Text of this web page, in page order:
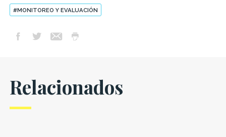
#MONITOREO Y EVALUACIÓN
Relacionados